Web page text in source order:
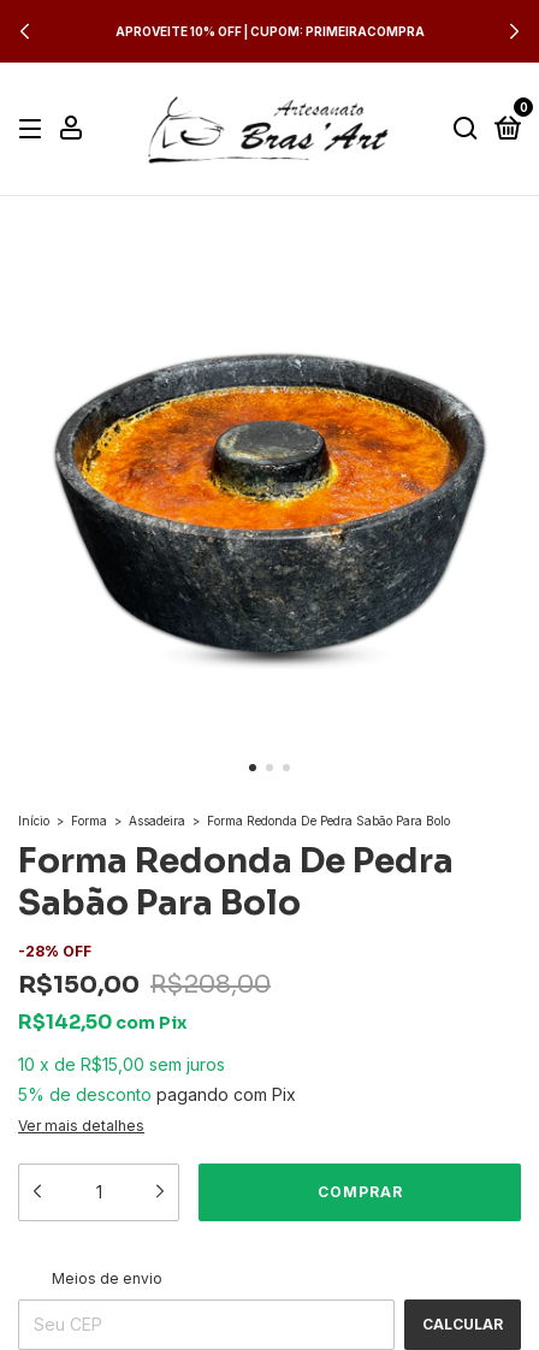
APROVEITE 10% OFF | CUPOM: PRIMEIRACOMPRA
0
Início > Forma > Assadeira > Forma Redonda De Pedra Sabão Para Bolo
Forma Redonda De Pedra
Sabão Para Bolo
-28% OFF
R$150,00 R$208,00
R$142,50 com Pix
10 x de R$15,00 sem juros
5% de desconto pagando com Pix
Ver mais detalhes
Entregas para o CEP:
Meios de envio
CALCULAR